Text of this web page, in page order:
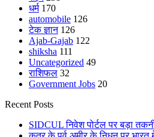
धर्म 170
automobile 126
टेक ज्ञान 126
Ajab-Gajab 122
shiksha 111
Uncategorized 49
राशिफल 32
Government Jobs 20
Recent Posts
SIDCUL निवेश पोर्टल पर बड़ा